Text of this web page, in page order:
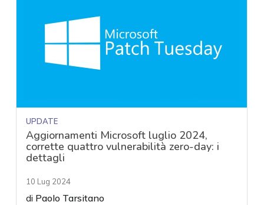
UPDATE
Aggiornamenti Microsoft luglio 2024,
corrette quattro vulnerabilità zero-day: i
dettagli
10 Lug 2024
di Paolo Tarsitano